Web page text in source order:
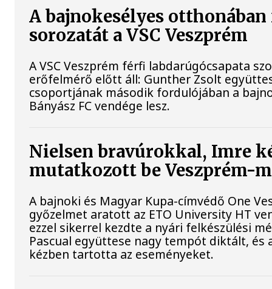
A bajnokesélyes
sorozatát a VSC Veszprém
A VSC Veszprém férfi labdarúgócsapata
erőfelmérő előtt áll: Gunther Zsolt
csoportjának második fordulójában a
Bányász FC vendége lesz.
Nielsen bravúrokkal, Imre
mutatkozott be Veszprém-
A bajnoki és Magyar Kupa-címvédő One
győzelmet aratott az ETO University HT
ezzel sikerrel kezdte a nyári felkészülési
Pascual együttese nagy tempót diktált, és
kézben tartotta az eseményeket.